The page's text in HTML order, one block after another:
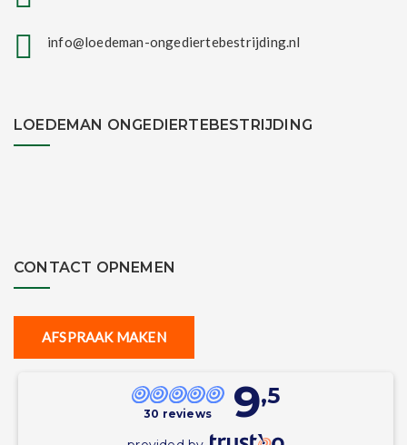
info@loedeman-ongediertebestrijding.nl
LOEDEMAN ONGEDIERTEBESTRIJDING
CONTACT OPNEMEN
AFSPRAAK MAKEN
30 reviews 9,5